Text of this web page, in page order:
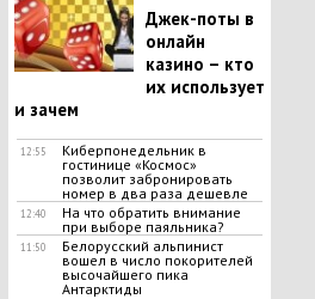
Джек-поты в
онлайн
казино – кто
их использует
и зачем
12:55
Киберпонедельник в
гостинице «Космос»
позволит забронировать
номер в два раза дешевле
12:40
На что обратить внимание
при выборе паяльника?
11:50
Белорусский альпинист
вошел в число покорителей
высочайшего пика
Антарктиды